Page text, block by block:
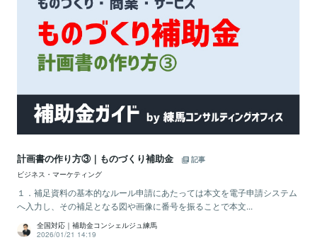
計画書の作り方③｜ものづくり補助金
記事
ビジネス・マーケティング
１．補足資料の基本的なルール申請にあたっては本文を電子申請システム
へ入力し、その補足となる図や画像に番号を振ることで本文...
全国対応｜補助金コンシェルジュ練馬
2026/01/21 14:19